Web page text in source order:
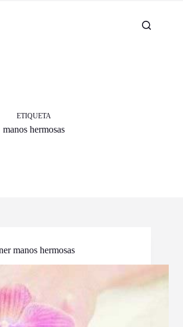
ETIQUETA
manos hermosas
manos hermosas